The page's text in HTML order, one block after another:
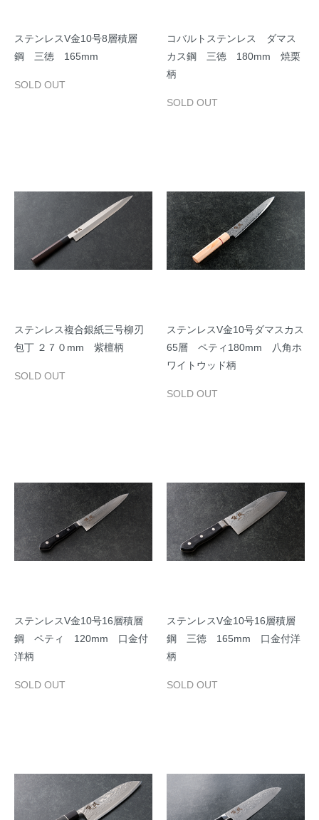
ステンレスV金10号8層積層
鋼 三徳 165mm
SOLD OUT
コバルトステンレス ダマス
カス鋼 三徳 180mm 焼栗
柄
SOLD OUT
ステンレス複合銀紙三号柳刃
包丁 ２７０mm 紫檀柄
SOLD OUT
ステンレスV金10号ダマスカス
65層 ペティ180mm 八角ホ
ワイトウッド柄
SOLD OUT
ステンレスV金10号16層積層
鋼 ペティ 120mm 口金付
洋柄
SOLD OUT
ステンレスV金10号16層積層
鋼 三徳 165mm 口金付洋
柄
SOLD OUT